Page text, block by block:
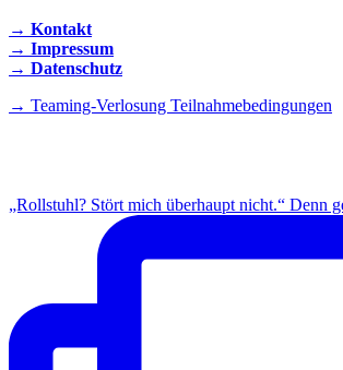
→ Kontakt
→ Impressum
→ Datenschutz
→ Teaming-Verlosung Teilnahmebedingungen
„Rollstuhl? Stört mich überhaupt nicht.“ Denn